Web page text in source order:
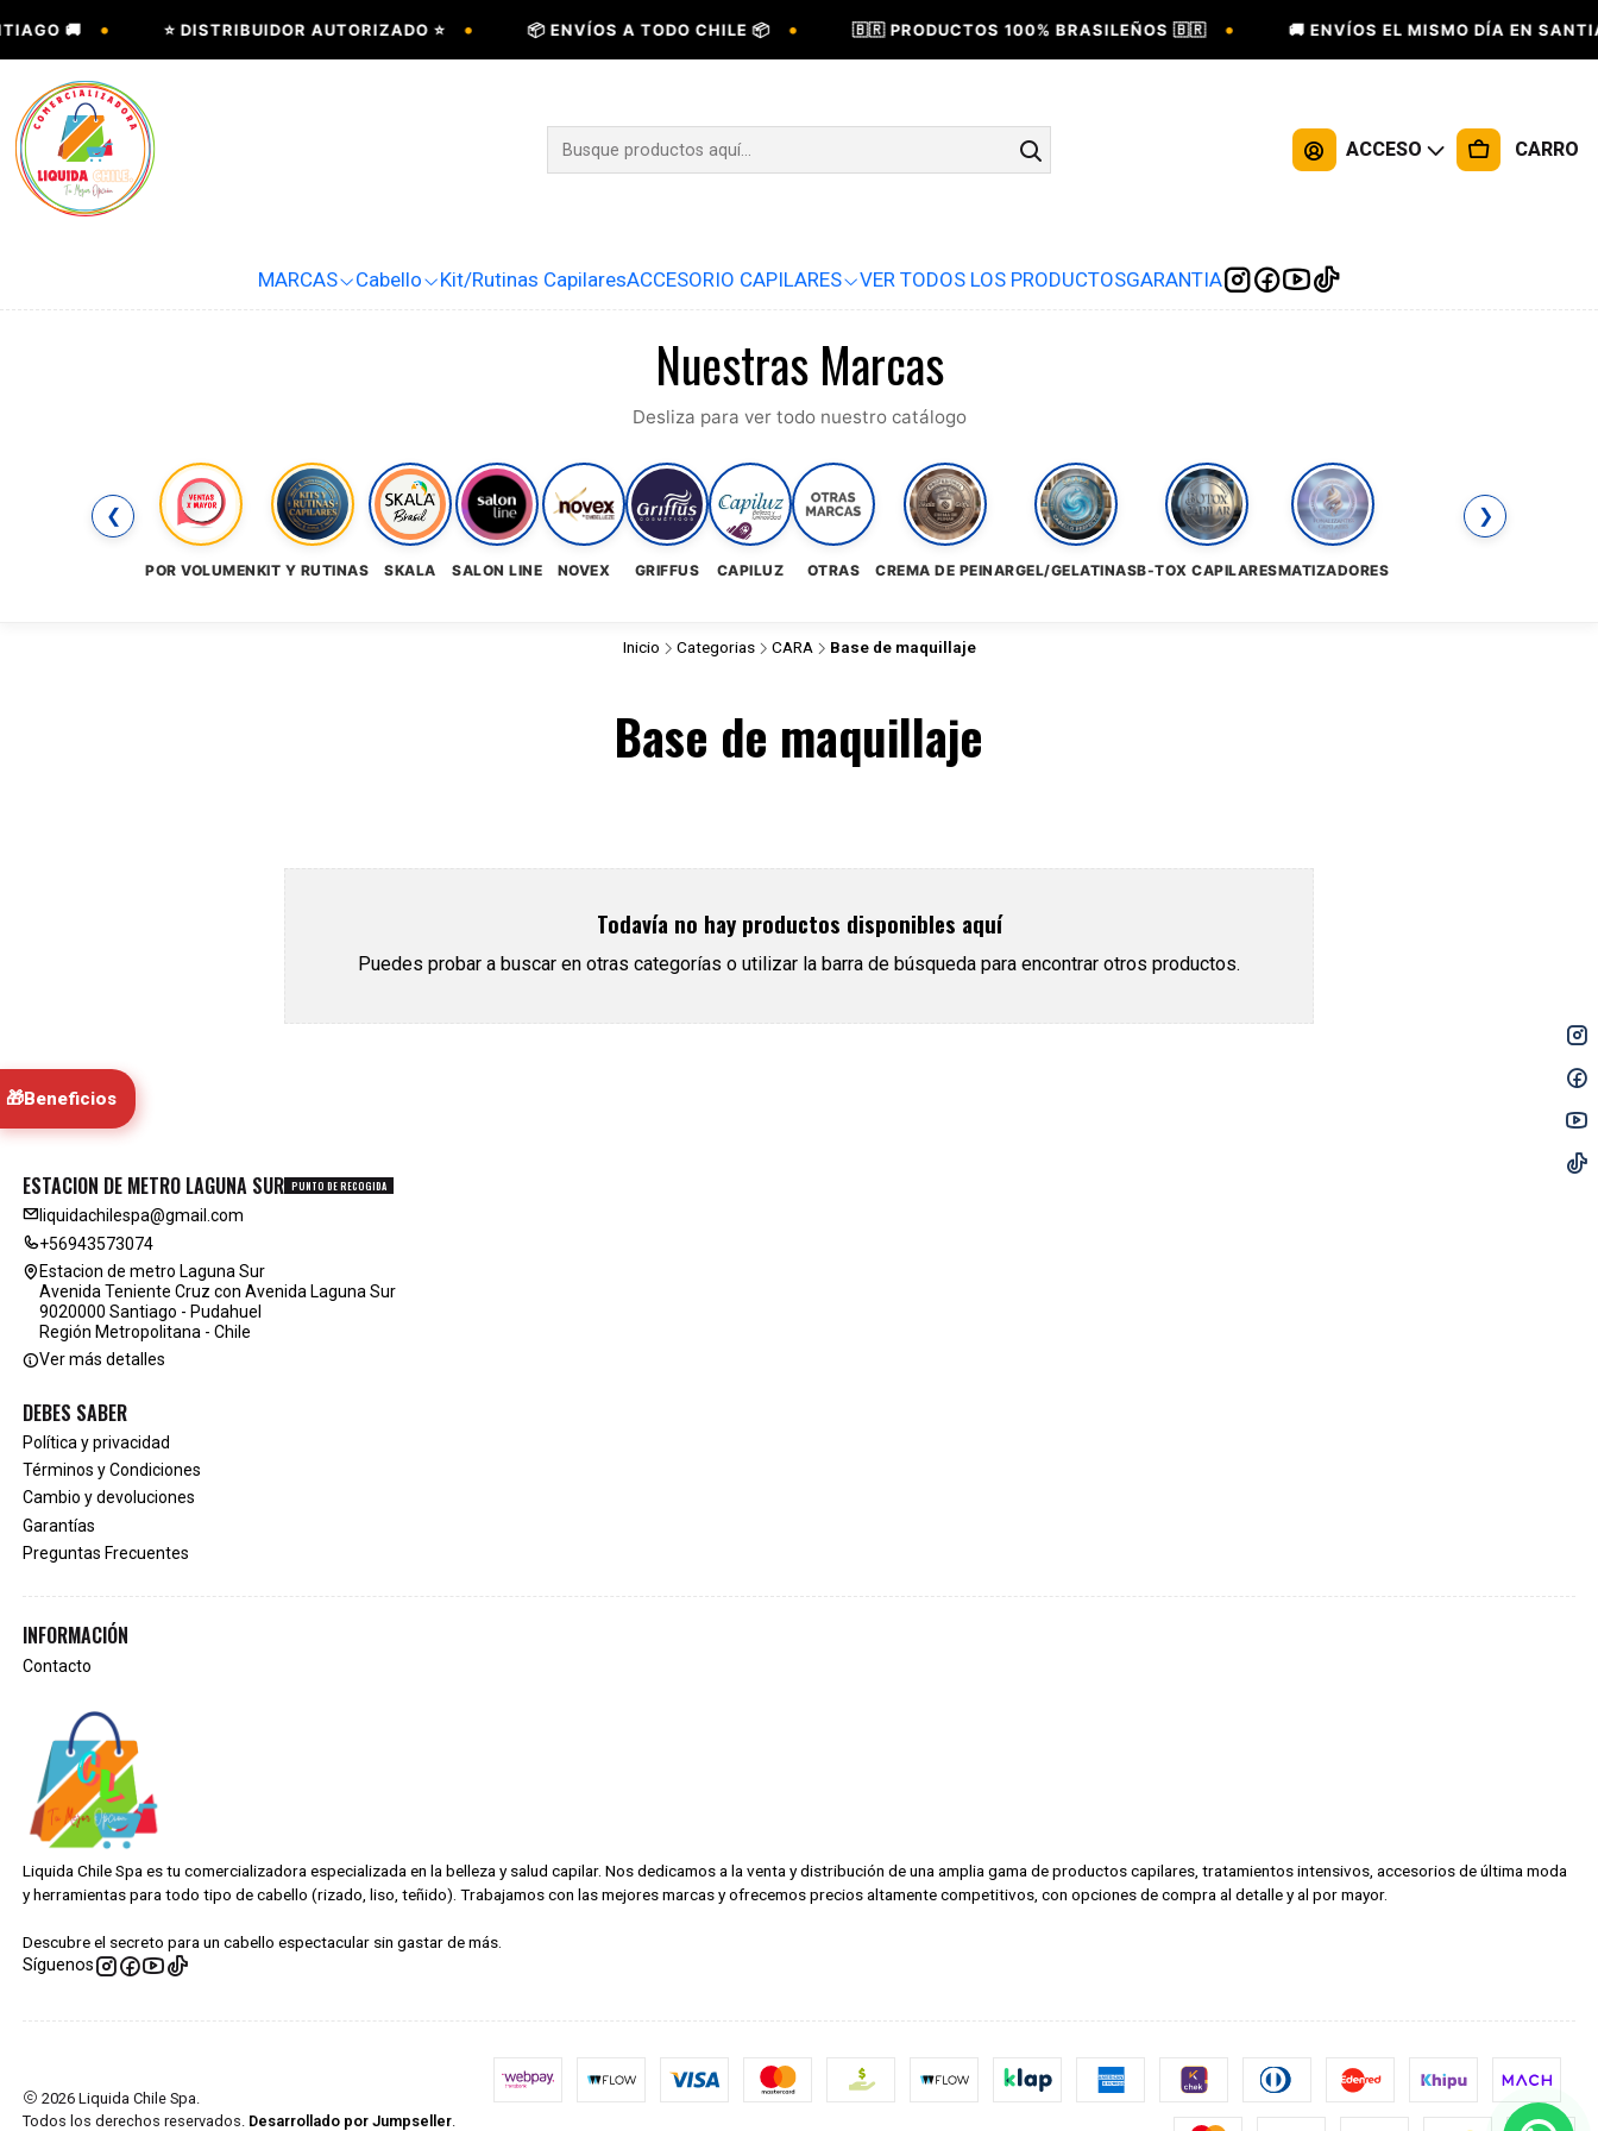
🎁Beneficios
🚚 ⭐ DISTRIBUIDOR AUTORIZADO ⭐ 📦 ENVÍOS A TODO CHILE 📦 • 🇧🇷 PRODUCTOS 100% BRASILEÑOS 🇧🇷 • 🚚 ENVÍOS EL MISMO DÍA EN
ACCESO CARRO
MARCAS Cabello Kit/Rutinas CapilaresACCESORIO CAPILARES VER TODOS LOS PRODUCTOSGARANTIA
Nuestras Marcas
Desliza para ver todo nuestro catálogo
POR VOLUMENKIT Y RUTINAS SKALA SALON LINE NOVEX GRIFFUS CAPILUZ OTRAS CREMA DE PEINARGEL/GELATINASB-TOX CAPILARESMATIZADORES
❮ ❯
Inicio Categorias CARA Base de maquillaje
Base de maquillaje
Todavía no hay productos disponibles aquí
Puedes probar a buscar en otras categorías o utilizar la barra de búsqueda para encontrar otros productos.
ESTACION DE METRO LAGUNA SUR PUNTO DE RECOGIDA
liquidachilespa@gmail.com
+56943573074
Estacion de metro Laguna Sur
Avenida Teniente Cruz con Avenida Laguna Sur
9020000 Santiago - Pudahuel
Región Metropolitana - Chile
Ver más detalles
DEBES SABER
Política y privacidad
Términos y Condiciones
Cambio y devoluciones
Garantías
Preguntas Frecuentes
INFORMACIÓN
Contacto
Liquida Chile Spa es tu comercializadora especializada en la belleza y salud capilar. Nos dedicamos a la venta y distribución de una amplia gama de productos capilares, tratamientos intensivos, accesorios de última moda
y herramientas para todo tipo de cabello (rizado, liso, teñido). Trabajamos con las mejores marcas y ofrecemos precios altamente competitivos, con opciones de compra al detalle y al por mayor.
Descubre el secreto para un cabello espectacular sin gastar de más.
Síguenos
2026 Liquida Chile Spa.
Todos los derechos reservados. Desarrollado por Jumpseller.